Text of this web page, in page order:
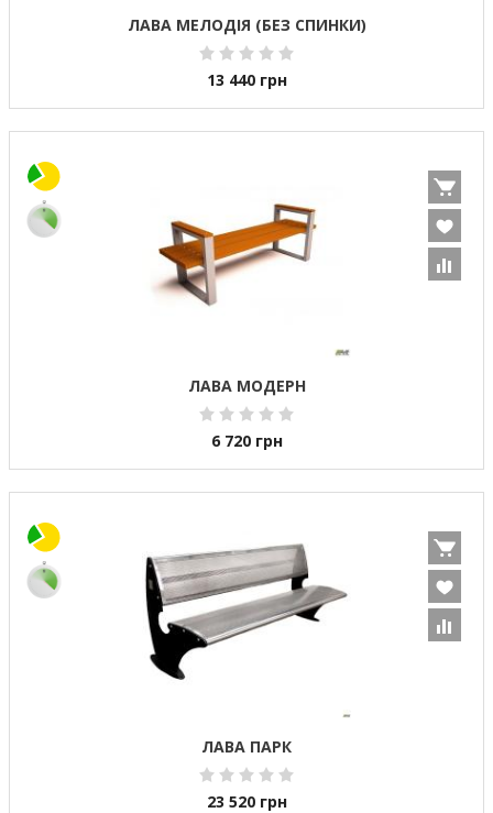
ЛАВА МЕЛОДІЯ (БЕЗ СПИНКИ)
13 440 грн
ЛАВА МОДЕРН
6 720 грн
ЛАВА ПАРК
23 520 грн